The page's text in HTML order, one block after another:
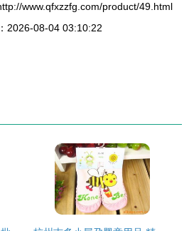
www.qfxzzfg.com/product/49.html
2026-08-04 03:10:22